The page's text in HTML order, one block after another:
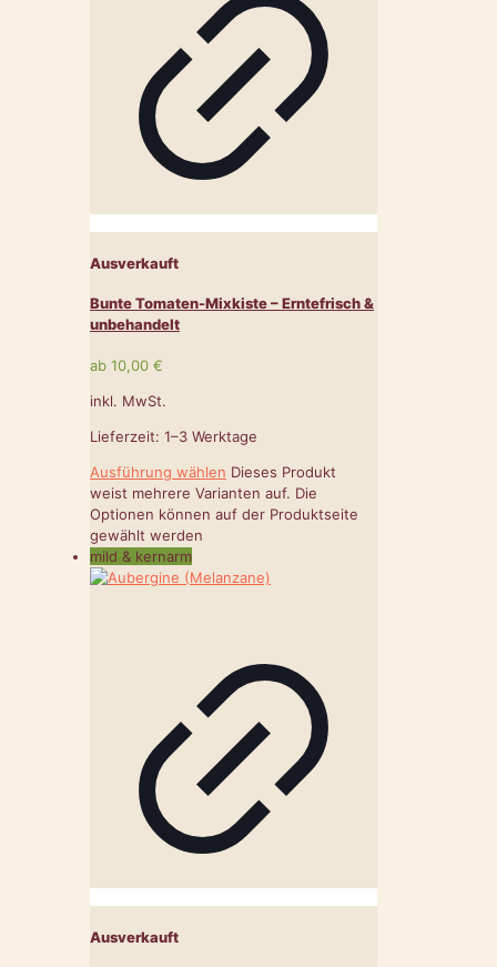
Ausverkauft
Bunte Tomaten-Mixkiste – Erntefrisch &
unbehandelt
ab 10,00 €
inkl. MwSt.
Lieferzeit: 1–3 Werktage
Ausführung wählen Dieses Produkt
weist mehrere Varianten auf. Die
Optionen können auf der Produktseite
gewählt werden
mild & kernarm
Ausverkauft